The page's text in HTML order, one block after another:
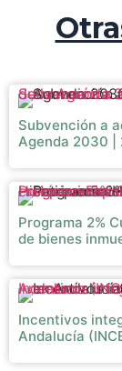
Subvención a acciones para el impulso
Subvención a
Agenda 2030 |
Programa 2% Cultural: Conservación o enriquecimiento de bienes inmuebles del
Programa 2%
de bienes
Incentivos integrados de
Incentivos
Andalucía